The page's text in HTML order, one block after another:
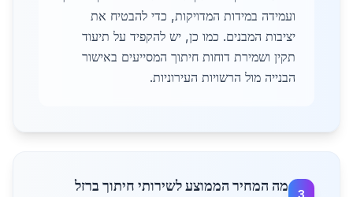
ועמידה במידות המדויקות, כדי להבטיח את
יציבות המבנים. כמו כן, יש להקפיד על תיעוד
תקין ושמירת דוחות חיתוך המסייעים באישור
הבנייה מול הרשויות העירוניות.
3
מה המחיר הממוצע לשירותי חיתוך ברזל